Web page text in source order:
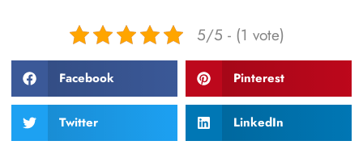
5/5 - (1 vote)
Facebook Pinterest
Twitter LinkedIn